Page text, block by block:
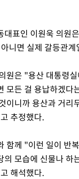
대표인 이원욱 의원
니면 실제 갈등관
원은 "용산 대통령
모든 걸 용납하겠다
이니까 용산과 거리
추정했다.
함께 "이런 일이 반
의 모습에 신물나 하
해석했다.